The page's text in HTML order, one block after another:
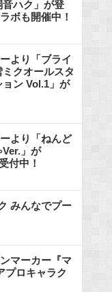
ハク」が登
ボも開催中！
より「ブライ
クオールスタ
ン Vol.1」が
より「ねんど
」が
付中！
みんなでプー
マーカー『マ
プロキャラク